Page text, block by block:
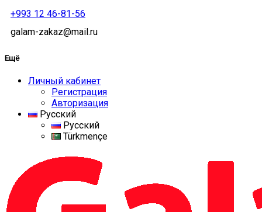
+993 12 46-81-56
galam-zakaz@mail.ru
Ещё
Личный кабинет
Регистрация
Авторизация
Русский
Русский
Türkmençe